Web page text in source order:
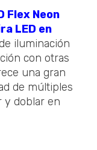
Flex Neon
LED en
iluminación
con otras
una gran
de múltiples
y doblar en